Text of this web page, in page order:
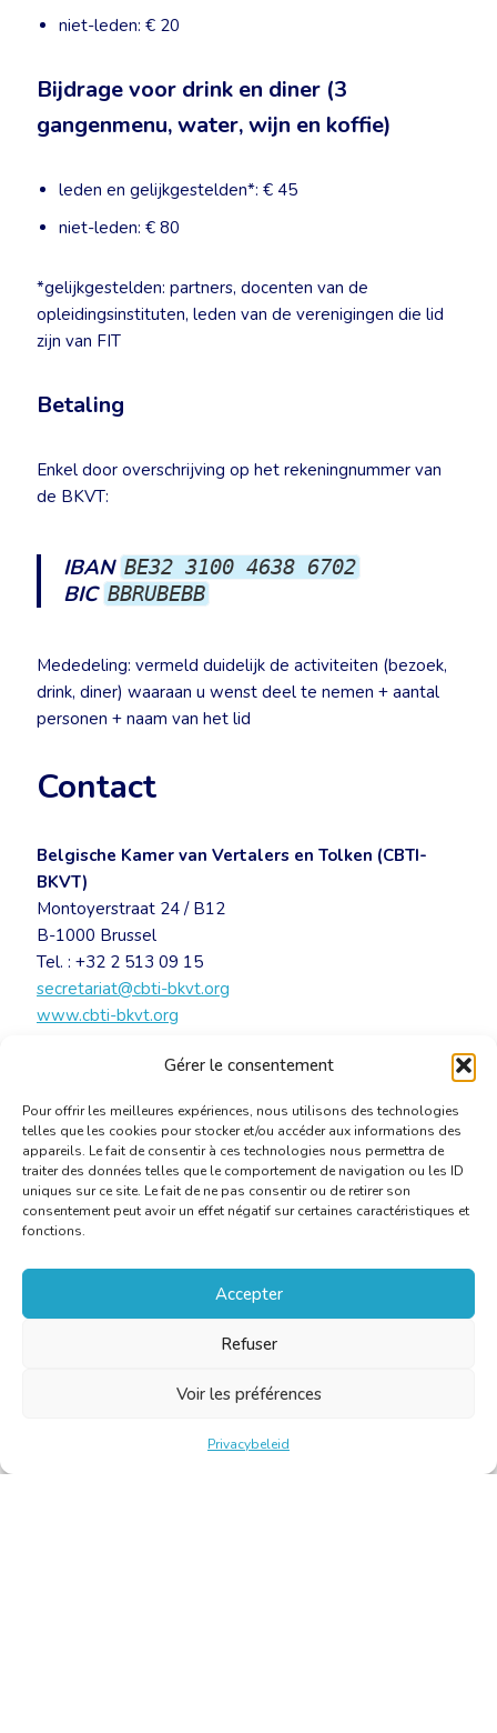
Gérer le consentement
Pour offrir les meilleures expériences, nous utilisons des technologies
telles que les cookies pour stocker et/ou accéder aux informations des
appareils. Le fait de consentir à ces technologies nous permettra de
traiter des données telles que le comportement de navigation ou les ID
uniques sur ce site. Le fait de ne pas consentir ou de retirer son
consentement peut avoir un effet négatif sur certaines caractéristiques et
fonctions.
Accepter
Refuser
Voir les préférences
Privacybeleid
niet-leden: € 20
Bijdrage voor drink en diner (3
gangenmenu, water, wijn en koffie)
leden en gelijkgestelden*: € 45
niet-leden: € 80
*gelijkgestelden: partners, docenten van de
opleidingsinstituten, leden van de verenigingen die lid
zijn van FIT
Betaling
Enkel door overschrijving op het rekeningnummer van
de BKVT:
IBAN BE32 3100 4638 6702
BIC BBRUBEBB
Mededeling: vermeld duidelijk de activiteiten (bezoek,
drink, diner) waaraan u wenst deel te nemen + aantal
personen + naam van het lid
Contact
Belgische Kamer van Vertalers en Tolken (CBTI-
BKVT)
Montoyerstraat 24 / B12
B-1000 Brussel
Tel. : +32 2 513 09 15
secretariat@cbti-bkvt.org
www.cbti-bkvt.org
UITNODIGING – Sint-Hiëronymus BKVT 2016 [PDF]